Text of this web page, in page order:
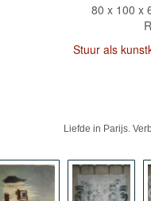
80 x 100 x
Stuur als
Liefde in Parijs.